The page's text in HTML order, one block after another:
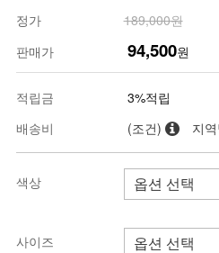
정가
189,000원
판매가
94,500원
적립금
3%적립
배송비
(조건) 지
색상
사이즈